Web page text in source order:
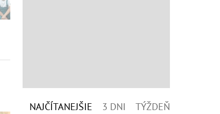
NAJČÍTANEJŠIE 3 DNI TÝŽDEŇ